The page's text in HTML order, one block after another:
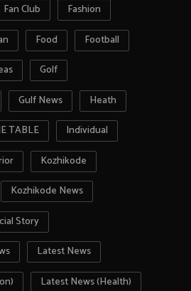
Fan Club
Fashion
Food
Football
Golf
Gulf News
Heath
TABLE
Individual
Kozhikode
Kozhikode News
Story
Latest News
Latest News (Health)